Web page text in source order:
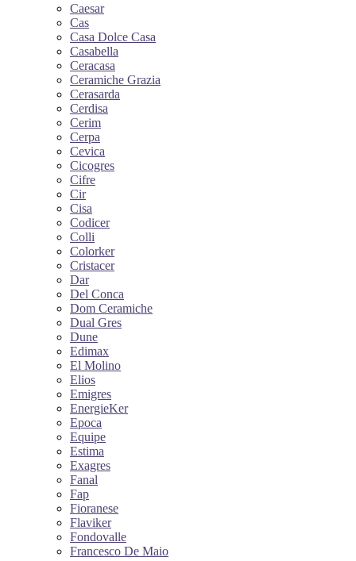
Caesar
Cas
Casa Dolce Casa
Casabella
Ceracasa
Ceramiche Grazia
Cerasarda
Cerdisa
Cerim
Cerpa
Cevica
Cicogres
Cifre
Cir
Cisa
Codicer
Colli
Colorker
Cristacer
Dar
Del Conca
Dom Ceramiche
Dual Gres
Dune
Edimax
El Molino
Elios
Emigres
EnergieKer
Epoca
Equipe
Estima
Exagres
Fanal
Fap
Fioranese
Flaviker
Fondovalle
Francesco De Maio